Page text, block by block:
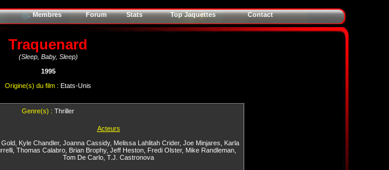
Membres Forum Stats Top Jaquettes Contact
Traquenard
(Sleep, Baby, Sleep)
1995
Origine(s) du film : Etats-Unis
Genre(s) : Thriller
Acteurs
, Kyle Chandler, Joanna Cassidy, Melissa Lahlitah Crider, Joe Minjares
Karla
Thomas Calabro Brian Brophy, Jeff Heston Fredi Olster, Mike Randleman
Tom De Carlo T.J. Castronova